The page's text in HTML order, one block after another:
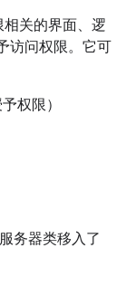
关的界面、逻
访问权限。它可
权限）
务器类移入了